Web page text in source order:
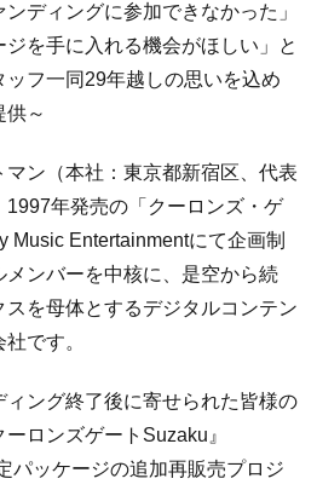
ディングに参加できなかった」
ジを手に入れる機会がほしい」と
フ一同29年越しの思いを込め
供～
ン（本社：東京都新宿区、代表
年発売の「クーロンズ・ゲ
Music Entertainmentにて企画制
ンバーを中核に、是空から続
スを母体とするデジタルコンテン
です。
ング終了後に寄せられた皆様の
ロンズゲートSuzaku』
パッケージの追加再販売プロジ